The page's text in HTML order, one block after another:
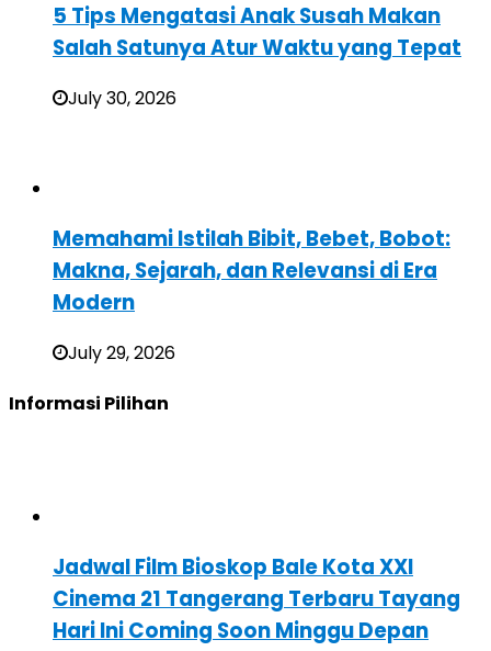
5 Tips Mengatasi Anak Susah Makan
Salah Satunya Atur Waktu yang Tepat
July 30, 2026
Memahami Istilah Bibit, Bebet, Bobot:
Makna, Sejarah, dan Relevansi di Era
Modern
July 29, 2026
Informasi Pilihan
Jadwal Film Bioskop Bale Kota XXI
Cinema 21 Tangerang Terbaru Tayang
Hari Ini Coming Soon Minggu Depan